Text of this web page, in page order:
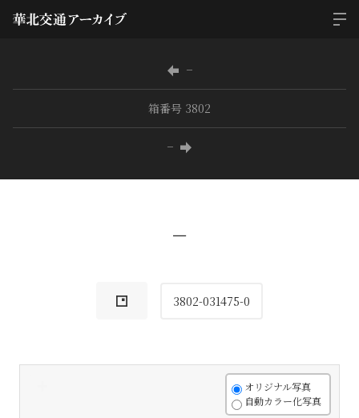
−
箱番号 3802
−
−
3802-031475-0
オリジナル写真
自動カラー化写真